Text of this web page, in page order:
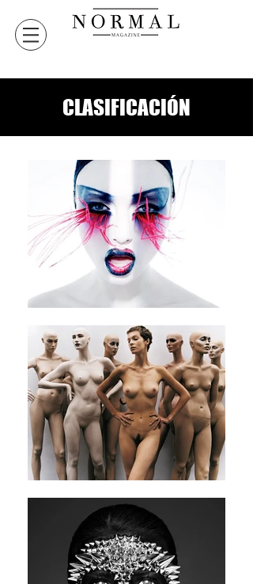
CLASIFICACIÓN